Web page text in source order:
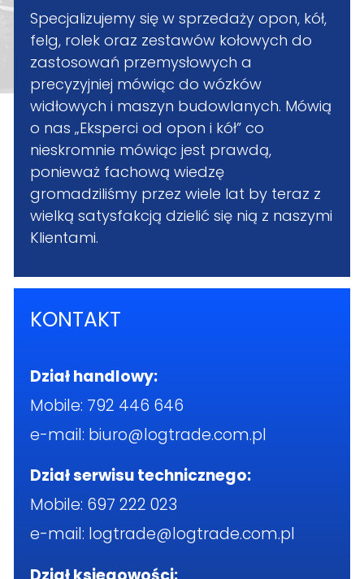
Specjalizujemy się w sprzedaży opon, kół,
felg, rolek oraz zestawów kołowych do
zastosowań przemysłowych a
precyzyjniej mówiąc do wózków
widłowych i maszyn budowlanych. Mówią
o nas „Eksperci od opon i kół” co
nieskromnie mówiąc jest prawdą,
ponieważ fachową wiedzę
gromadziliśmy przez wiele lat by teraz z
wielką satysfakcją dzielić się nią z naszymi
Klientami.
KONTAKT
Dział handlowy:
Mobile: 792 446 646
e-mail: biuro@logtrade.com.pl
Dział serwisu technicznego:
Mobile: 697 222 023
e-mail: logtrade@logtrade.com.pl